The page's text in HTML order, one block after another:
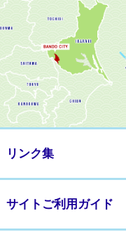
リンク集
サイトご利用ガイド